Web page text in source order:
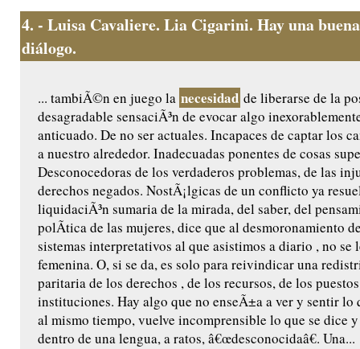
4. - Luisa Cavaliere. Lia Cigarini. Hay una
diálogo.
... tambiÃ©n en juego la necesidad de liberarse de la
desagradable sensaciÃ³n de evocar algo
anticuado. De no ser actuales. Incapaces de captar los
a nuestro alrededor. Inadecuadas ponentes de cosas
Desconocedoras de los verdaderos problemas, de las
derechos negados. NostÃ¡lgicas de un conflicto ya
liquidaciÃ³n sumaria de la mirada, del saber, del
polÃ­tica de las mujeres, dice que al desmoronamiento
sistemas interpretativos al que asistimos a diario , no se
femenina. O, si se da, es solo para reivindicar una
paritaria de los derechos , de los recursos, de los
instituciones. Hay algo que no enseÃ±a a ver y sentir lo
al mismo tiempo, vuelve incomprensible lo que se dice y
dentro de una lengua, a ratos, â€œdesconocidaâ€. Una...